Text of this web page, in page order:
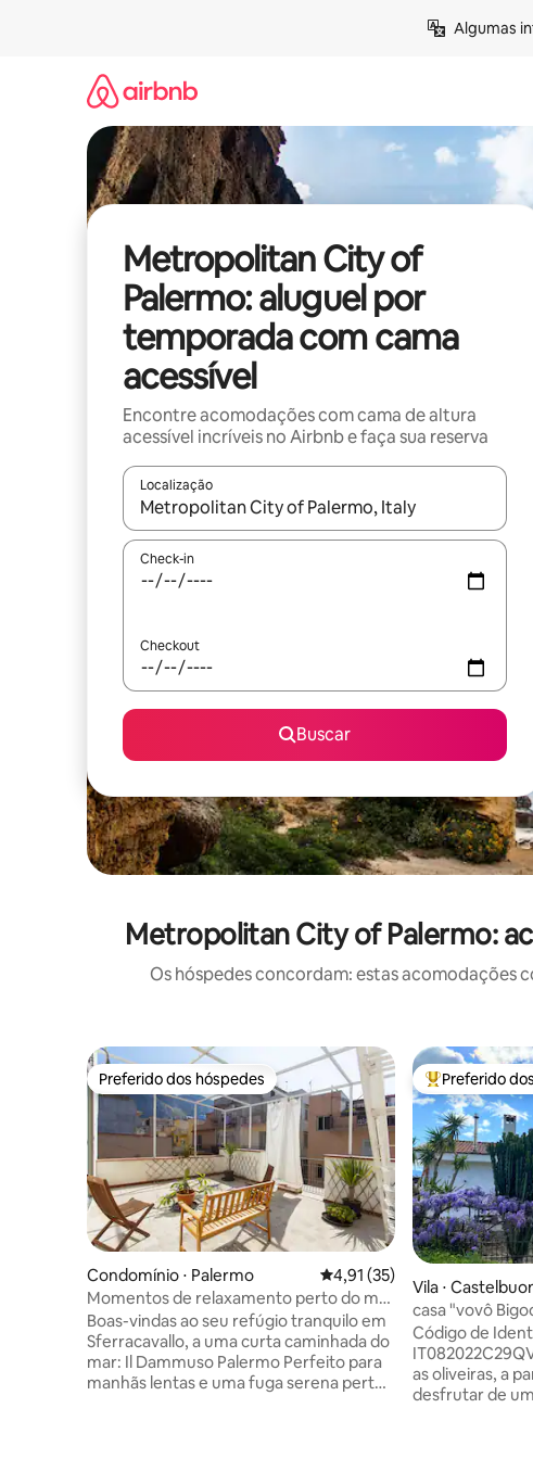
Algumas
Metropolitan City of
Palermo: aluguel por
temporada com cama
acessível
Encontre acomodações com cama de altura
acessível incríveis no Airbnb e faça sua reserva
Localização
Quando os resultados estiverem disponíveis, explore-
Check-in
Checkout
Buscar
Metropolitan City of Palermo:
Os hóspedes concordam: estas acomodações
Preferido dos hóspedes
Preferido dos hóspedes
Condomínio ⋅ Palermo 4,91 de uma avaliação média
4,91 (35)
Momentos de relaxamento perto do mar
– varandas espaçosas
Boas-vindas ao seu refúgio tranquilo em
Sferracavallo, a uma curta caminhada do
mar: Il Dammuso Palermo Perfeito para
manhãs lentas e uma fuga serena perto
Entre os
Preferido
Vila ⋅
casa "vovô
Código de
IT082022C29QV4JQZC
as oliveiras, a
desfrutar de